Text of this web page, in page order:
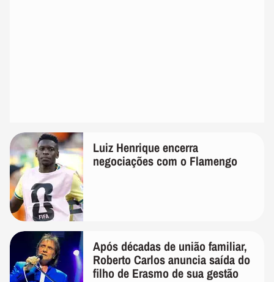
Luiz Henrique encerra
negociações com o Flamengo
Após décadas de união familiar,
Roberto Carlos anuncia saída do
filho de Erasmo de sua gestão